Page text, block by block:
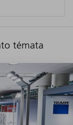
témata